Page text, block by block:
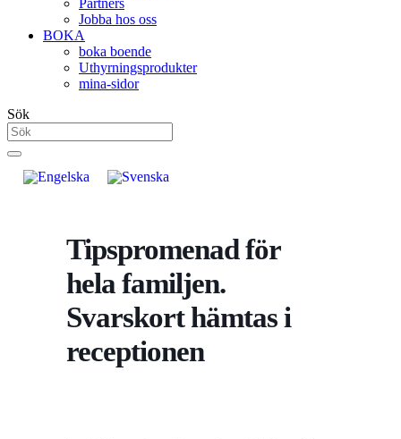
Partners
Jobba hos oss
BOKA
boka boende
Uthyrningsprodukter
mina-sidor
Sök
Tipspromenad för
hela familjen.
Svarskort hämtas i
receptionen